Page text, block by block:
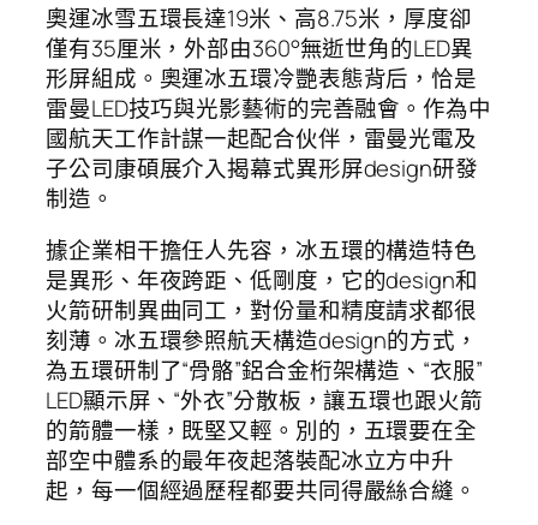
奧運冰雪五環長達19米、高8.75米，厚度卻
僅有35厘米，外部由360°無逝世角的LED異
形屏組成。奧運冰五環冷艷表態背后，恰是
雷曼LED技巧與光影藝術的完善融會。作為中
國航天工作計謀一起配合伙伴，雷曼光電及
子公司康碩展介入揭幕式異形屏design研發
制造。
據企業相干擔任人先容，冰五環的構造特色
是異形、年夜跨距、低剛度，它的design和
火箭研制異曲同工，對份量和精度請求都很
刻薄。冰五環參照航天構造design的方式，
為五環研制了“骨骼”鋁合金桁架構造、“衣服”
LED顯示屏、“外衣”分散板，讓五環也跟火箭
的箭體一樣，既堅又輕。別的，五環要在全
部空中體系的最年夜起落裝配冰立方中升
起，每一個經過歷程都要共同得嚴絲合縫。